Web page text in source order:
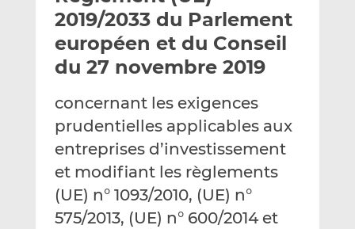
e
r
p
a
e
m
i
l
g
e
r
s
r
L
n
k
e
d
g
e
r
s
r
F
c
e
b
o
2019/2033 du Parlement
européen et du Conseil
du 27 novembre 2019
concernant les exigences
prudentielles applicables aux
entreprises d’investissement
et modifiant les règlements
(UE) n° 1093/2010, (UE) n°
575/2013, (UE) n° 600/2014 et